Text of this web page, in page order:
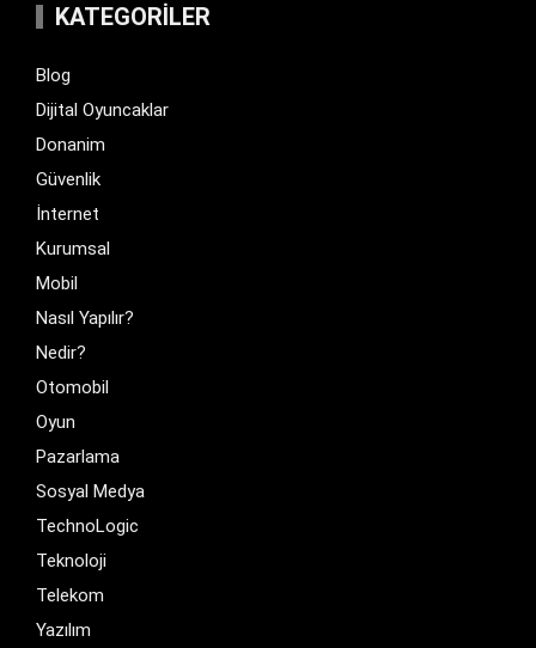
KATEGORILER
Blog
Dijital Oyuncaklar
Donanim
Güvenlik
İnternet
Kurumsal
Mobil
Nasıl Yapılır?
Nedir?
Otomobil
Oyun
Pazarlama
Sosyal Medya
TechnoLogic
Teknoloji
Telekom
Yazılım